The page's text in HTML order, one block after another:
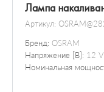
Лампа
Артикул:
Бренд: OSRAM
Напряжение [В]: 12 V
Номинальная